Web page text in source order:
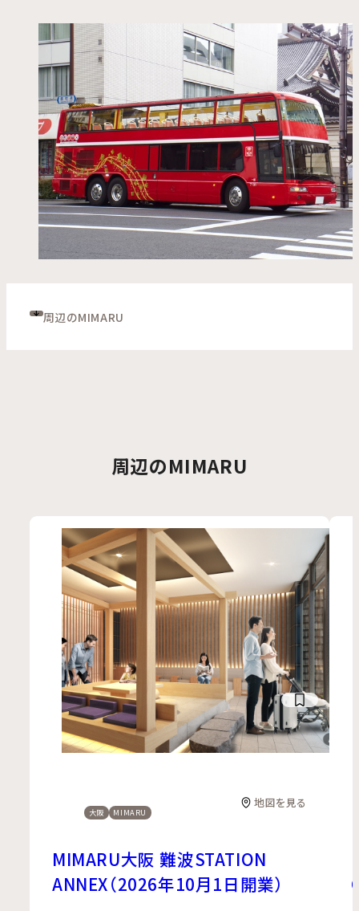
周辺のMIMARU
周辺のMIMARU
MIMARU大阪 難波STATION
ANNEX（2026年10月1日開業）
大阪 MIMARU
地図を見る